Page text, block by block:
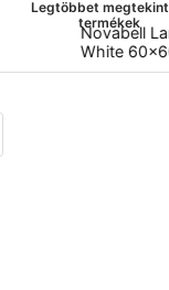
Legtöbbet
termékek
Novabell
White 60x60